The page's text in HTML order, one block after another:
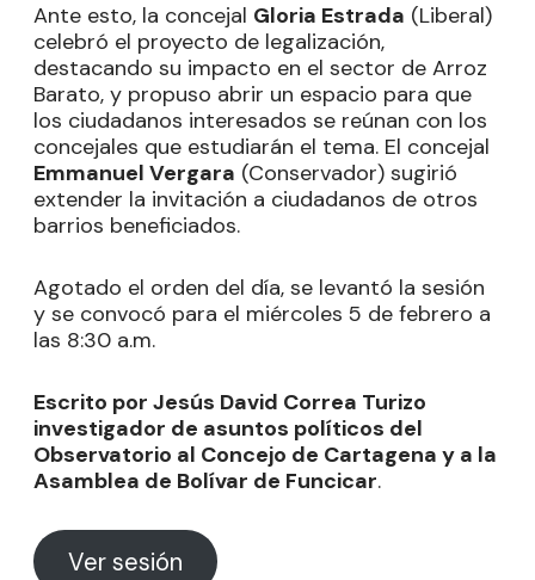
Ante esto, la concejal Gloria Estrada (Liberal)
celebró el proyecto de legalización,
destacando su impacto en el sector de Arroz
Barato, y propuso abrir un espacio para que
los ciudadanos interesados se reúnan con los
concejales que estudiarán el tema. El concejal
Emmanuel Vergara (Conservador) sugirió
extender la invitación a ciudadanos de otros
barrios beneficiados.
Agotado el orden del día, se levantó la sesión
y se convocó para el miércoles 5 de febrero a
las 8:30 a.m.
Escrito por Jesús David Correa Turizo
investigador de asuntos políticos del
Observatorio al Concejo de Cartagena y a la
Asamblea de Bolívar de Funcicar.
Ver sesión